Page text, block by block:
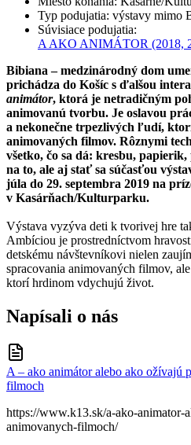
Typ podujatia: výstavy mimo
Súvisiace podujatia:
A AKO ANIMÁTOR (2018,
Bibiana – medzinárodný dom
prichádza do Košíc s ďalšou
animátor, ktorá je netradičným
animovanú tvorbu. Je oslavou
a nekonečne trpezlivých ľudí,
animovaných filmov. Rôznymi
všetko, čo sa dá: kresbu,
na to, ale aj stať sa súčasťou
júla do 29. septembra 2019 na
v Kasárňach/Kulturparku.
Výstava vyzýva deti k tvorivej hre
Ambíciou je prostredníctvom
detskému návštevníkovi nielen
spracovania animovaných filmov,
ktorí hrdinom vdychujú život.
Napísali o nás
A – ako animátor alebo ako ožívajú
filmoch
https://www.k13.sk/a-ako-
animovanych-filmoch/